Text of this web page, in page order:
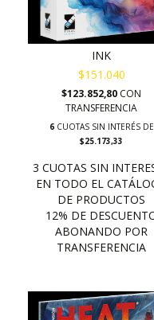
INK
$151.040
$123.852,80 CON
TRANSFERENCIA
6CUOTAS SIN INTERÉS DE
$25.173,33